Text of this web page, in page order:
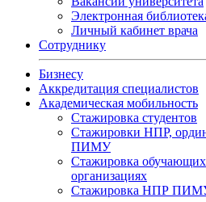
Электронная
Личный кабинет врача
Сотруднику
Бизнесу
Аккредитация специалистов
Академическая мобильность
Стажировка студентов
Стажировки НПР,
ПИМУ
Стажировка
организациях
Стажировка НПР